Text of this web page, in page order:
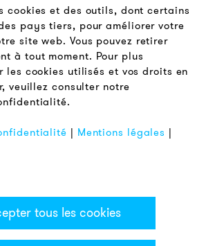
de Vente
cookies et des outils, dont certains
pays tiers, pour améliorer votre
site web. Vous pouvez retirer
à tout moment. Pour plus
les cookies utilisés et vos droits en
veuillez consulter notre
| Mentions légales |
tous les cookies